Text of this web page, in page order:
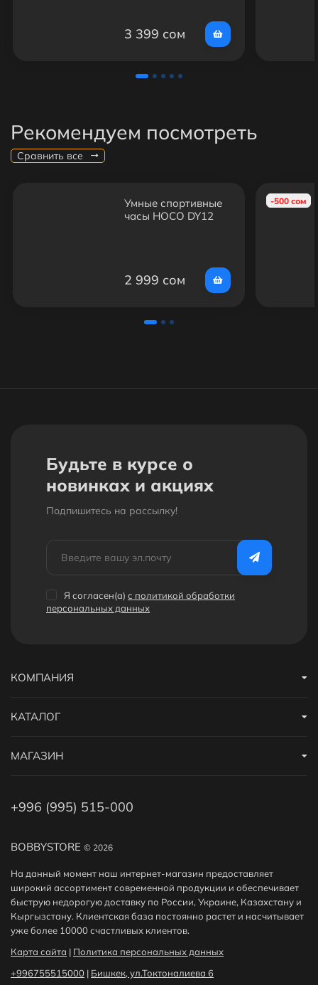
3 399 сом
Рекомендуем посмотреть
Сравнить все
Умные спортивные
часы HOCO DY12
2 999 сом
-500 сом
Будьте в курсе о
новинках и акциях
Подпишитесь на рассылкy!
Я согласен(a) с политикой обработки
персональных данных
BOBBYSTORE © 2026
На данный момент наш интернет-магазин предоставляет
широкий ассортимент современной продукции и обеспечивает
быструю недорогую доставку по России, Украине, Казахстану и
Кыргызстану. Клиентская база постоянно растет и насчитывает
уже более 10000 счастливых клиентов.
Карта сайта | Политика персональных данных
+996755515000 | Бишкек, ул.Токтоналиева 6
КОМПАНИЯ
КАТАЛОГ
МАГАЗИН
+996 (995) 515-000